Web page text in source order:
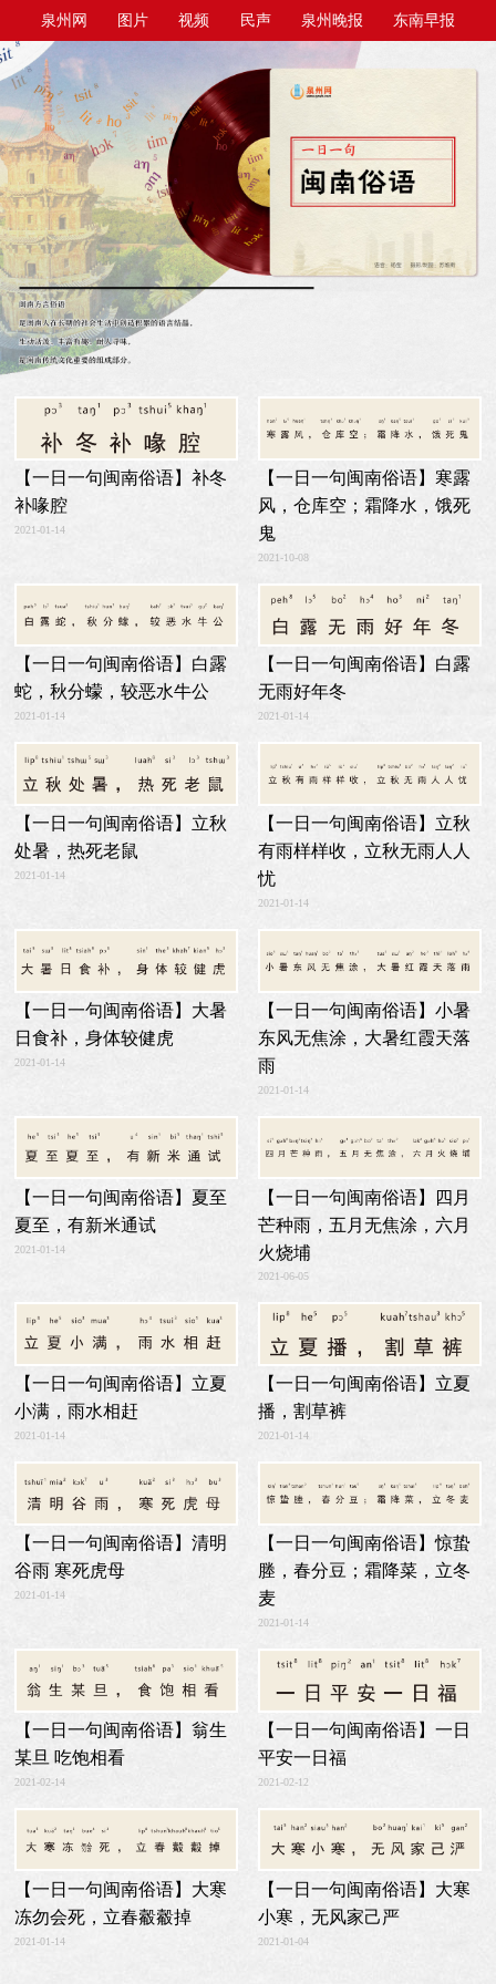
泉州网 图片 视频 民声 泉州晚报 东南早报
【一日一句闽南俗语】补冬
补喙腔
2021-01-14
【一日一句闽南俗语】寒露
风，仓库空；霜降水，饿死
鬼
2021-10-08
【一日一句闽南俗语】白露
蛇，秋分蠓，较恶水牛公
2021-01-14
【一日一句闽南俗语】白露
无雨好年冬
2021-01-14
【一日一句闽南俗语】立秋
处暑，热死老鼠
2021-01-14
【一日一句闽南俗语】立秋
有雨样样收，立秋无雨人人
忧
2021-01-14
【一日一句闽南俗语】大暑
日食补，身体较健虎
2021-01-14
【一日一句闽南俗语】小暑
东风无焦涂，大暑红霞天落
雨
2021-01-14
【一日一句闽南俗语】夏至
夏至，有新米通试
2021-01-14
【一日一句闽南俗语】四月
芒种雨，五月无焦涂，六月
火烧埔
2021-06-05
【一日一句闽南俗语】立夏
小满，雨水相赶
2021-01-14
【一日一句闽南俗语】立夏
播，割草裤
2021-01-14
【一日一句闽南俗语】清明
谷雨 寒死虎母
2021-01-14
【一日一句闽南俗语】惊蛰
塍，春分豆；霜降菜，立冬
麦
2021-01-14
【一日一句闽南俗语】翁生
某旦 吃饱相看
2021-02-14
【一日一句闽南俗语】一日
平安一日福
2021-02-12
【一日一句闽南俗语】大寒
冻勿会死，立春觳觳掉
2021-01-14
【一日一句闽南俗语】大寒
小寒，无风家己严
2021-01-04